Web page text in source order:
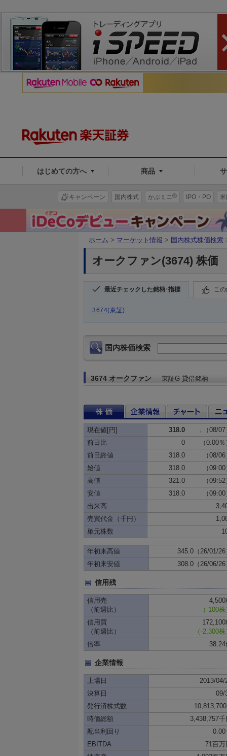
はじめての方へ 商品
キャンペーン 国内株式 かぶミニ ® IPO・PO
ホーム > マーケット情報 > 国内株式株価検索
オークファン(3674) 株価
最近チェックした銘柄･指標 こ
3674(東証)